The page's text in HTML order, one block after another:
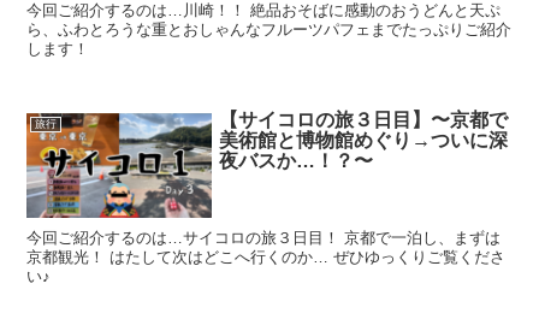
今回ご紹介するのは…川崎！！ 絶品おそばに感動のおうどんと天ぷ
ら、ふわとろうな重とおしゃんなフルーツパフェまでたっぷりご紹介
します！
旅行
【サイコロの旅３日目】〜京都で
美術館と博物館めぐり→ついに深
夜バスか…！？〜
今回ご紹介するのは…サイコロの旅３日目！ 京都で一泊し、まずは
京都観光！ はたして次はどこへ行くのか… ぜひゆっくりご覧くださ
い♪